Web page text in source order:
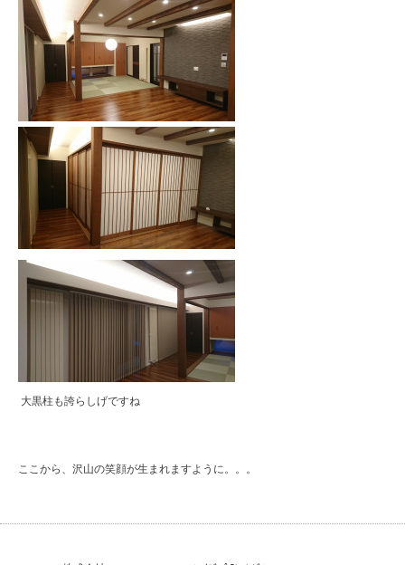
大黒柱も誇らしげですね
ここから、沢山の笑顔が生まれますように。。。